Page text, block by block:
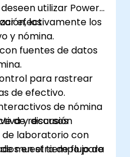
utilizar Power
efectivamente los
y nómina.
los
fuentes de datos
para rastrear
de efectivo.
de nómina
de recursos
en el tiempo para
y discusión
laboratorio con
muestra de flujo de